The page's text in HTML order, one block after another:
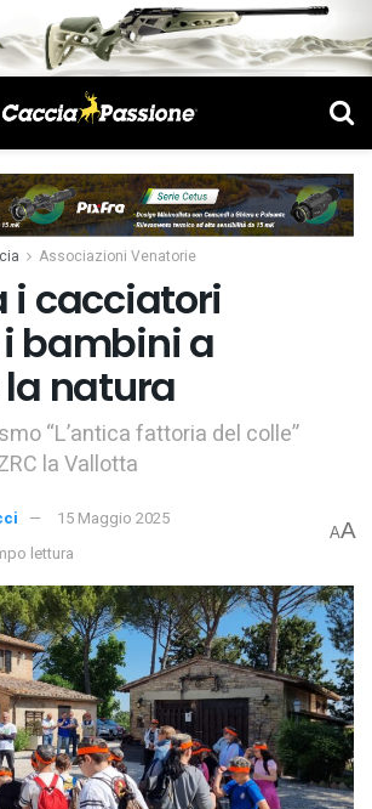
Associazioni Venatorie
i cacciatori
bambini a
natura
“L’antica fattoria del colle”
la Vallotta
15 Maggio 2025
lettura
AA